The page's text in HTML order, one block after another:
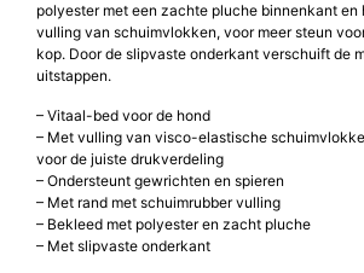
polyester met een zachte pluche binnenkant en
vulling van schuimvlokken, voor meer steun
kop. Door de slipvaste onderkant verschuift de
uitstappen.
– Vitaal-bed voor de hond
– Met vulling van visco-elastische
voor de juiste drukverdeling
– Ondersteunt gewrichten en spieren
– Met rand met schuimrubber vulling
– Bekleed met polyester en zacht pluche
– Met slipvaste onderkant